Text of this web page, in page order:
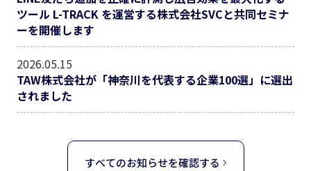
ツール L-TRACK を運営する株式会社SVCと共同セミナ
ーを開催します
2026.05.15
TAW株式会社が「神奈川を代表する企業100選」に選出
されました
すべてのお知らせを確認する